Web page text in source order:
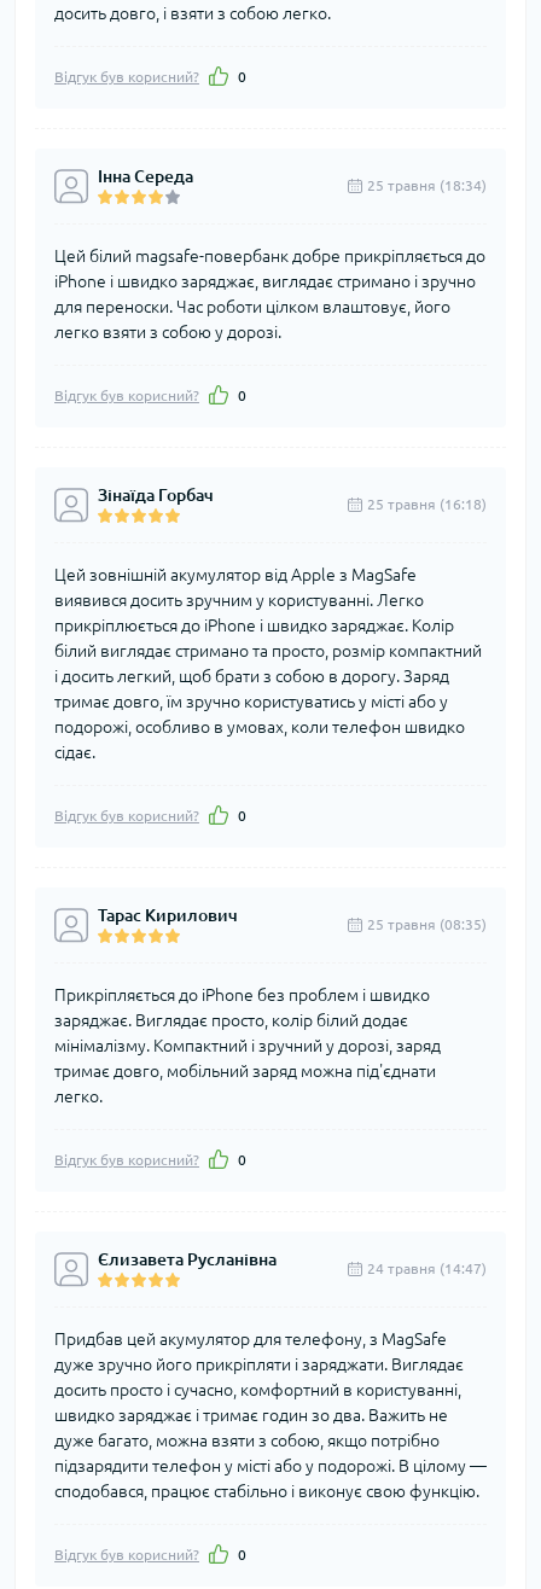
досить довго, і взяти з собою легко.
Відгук був корисний? 0
Інна Середа 25 травня (18:34)
Цей білий magsafe-повербанк добре прикріпляється до
iPhone і швидко заряджає, виглядає стримано і зручно
для переноски. Час роботи цілком влаштовує, його
легко взяти з собою у дорозі.
Відгук був корисний? 0
Зінаїда Горбач 25 травня (16:18)
Цей зовнішній акумулятор від Apple з MagSafe
виявився досить зручним у користуванні. Легко
прикріплюється до iPhone і швидко заряджає. Колір
білий виглядає стримано та просто, розмір компактний
і досить легкий, щоб брати з собою в дорогу. Заряд
тримає довго, їм зручно користуватись у місті або у
подорожі, особливо в умовах, коли телефон швидко
сідає.
Відгук був корисний? 0
Тарас Кирилович 25 травня (08:35)
Прикріпляється до iPhone без проблем і швидко
заряджає. Виглядає просто, колір білий додає
мінімалізму. Компактний і зручний у дорозі, заряд
тримає довго, мобільний заряд можна під'єднати
легко.
Відгук був корисний? 0
Єлизавета Русланівна 24 травня (14:47)
Придбав цей акумулятор для телефону, з MagSafe
дуже зручно його прикріпляти і заряджати. Виглядає
досить просто і сучасно, комфортний в користуванні,
швидко заряджає і тримає годин зо два. Важить не
дуже багато, можна взяти з собою, якщо потрібно
підзарядити телефон у місті або у подорожі. В цілому —
сподобався, працює стабільно і виконує свою функцію.
Відгук був корисний? 0